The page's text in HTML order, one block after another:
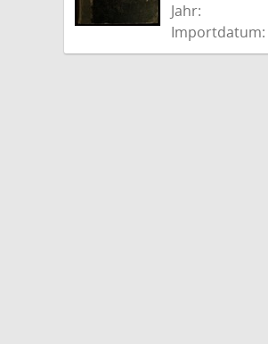
Jahr:
Importdatum: